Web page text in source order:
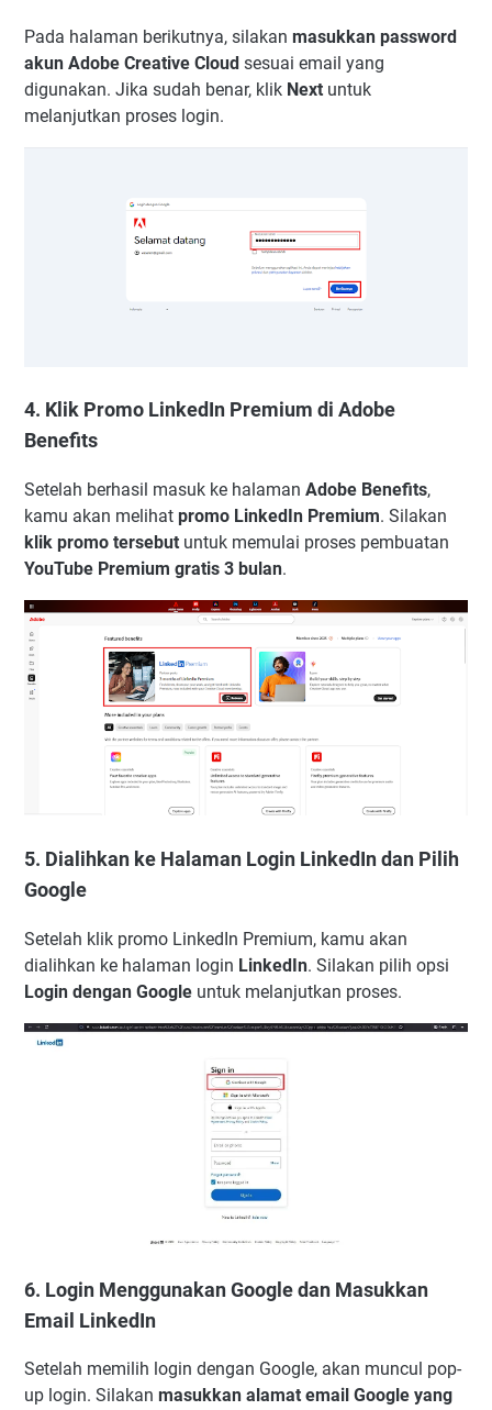
Pada halaman berikutnya, silakan masukkan password
akun Adobe Creative Cloud sesuai email yang
digunakan. Jika sudah benar, klik Next untuk
melanjutkan proses login.
4. Klik Promo LinkedIn Premium di Adobe
Benefits
Setelah berhasil masuk ke halaman Adobe Benefits,
kamu akan melihat promo LinkedIn Premium. Silakan
klik promo tersebut untuk memulai proses pembuatan
YouTube Premium gratis 3 bulan.
5. Dialihkan ke Halaman Login LinkedIn dan Pilih
Google
Setelah klik promo LinkedIn Premium, kamu akan
dialihkan ke halaman login LinkedIn. Silakan pilih opsi
Login dengan Google untuk melanjutkan proses.
6. Login Menggunakan Google dan Masukkan
Email LinkedIn
Setelah memilih login dengan Google, akan muncul pop-
up login. Silakan masukkan alamat email Google yang